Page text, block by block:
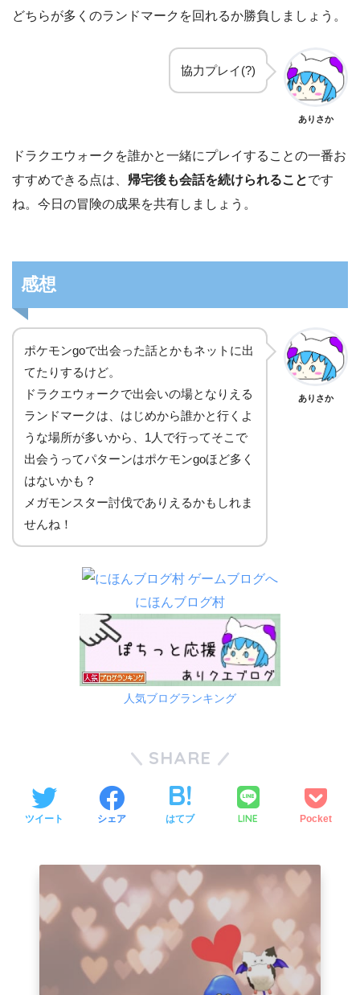
どちらが多くのランドマークを回れるか勝負しましょう。
協力プレイ(?)
ありさか
ドラクエウォークを誰かと一緒にプレイすることの一番お
すすめできる点は、 帰宅後も会話を続けられることです
ね。今日の冒険の成果を共有しましょう。
感想
ポケモンgoで出会った話とかもネットに出
てたりするけど。
ドラクエウォークで出会いの場となりえる
ランドマークは、はじめから誰かと行くよ
うな場所が多いから、1人で行ってそこで
出会うってパターンはポケモンgoほど多く
はないかも？
メガモンスター討伐でありえるかもしれま
せんね！
ありさか
にほんブログ村
人気ブログランキング
SHARE
ツイート シェア はてブ LINE Pocket